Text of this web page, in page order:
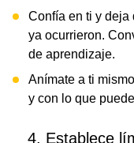
Confía en ti y deja
ya ocurrieron.
de aprendizaje.
Anímate a ti
y con lo que
4. Establece